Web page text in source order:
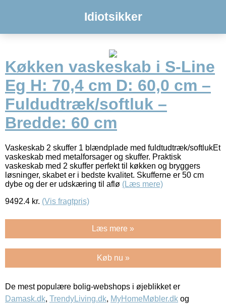
Idiotsikker
Køkken vaskeskab i S-Line
Eg H: 70,4 cm D: 60,0 cm –
Fuldudtræk/softluk –
Bredde: 60 cm
Vaskeskab 2 skuffer 1 blændplade med fuldtudtræk/softlukEt
vaskeskab med metalforsager og skuffer. Praktisk
vaskeskab med 2 skuffer perfekt til køkken og bryggers
løsninger, skabet er i bedste kvalitet. Skufferne er 50 cm
dybe og der er udskæring til aflø (Læs mere)
9492.4 kr. (Vis fragtpris)
Læs mere »
Køb nu »
De mest populære bolig-webshops i øjeblikket er
Damask.dk, TrendyLiving.dk, MyHomeMøbler.dk og